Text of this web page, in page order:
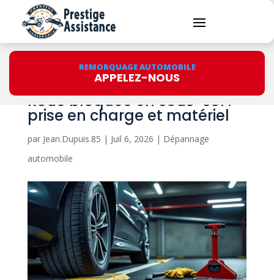
REMORQUAGE AUTOMOBILE
APPELEZ-NOUS
Roue bloquée en sous-sol :
prise en charge et matériel
par Jean.Dupuis.85 | Juil 6, 2026 | Dépannage
automobile